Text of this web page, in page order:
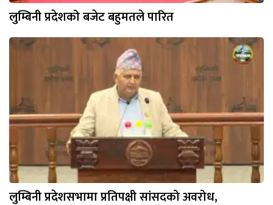
लुम्बिनी प्रदेशको बजेट बहुमतले पारित
लुम्बिनी प्रदेशसभामा प्रतिपक्षी सांसदको अवरोध,